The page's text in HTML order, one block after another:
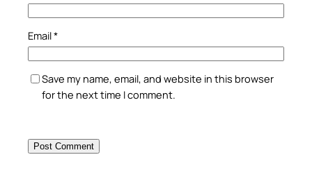
Email*
Save my name, email, and website in this browser
for the next time I comment.